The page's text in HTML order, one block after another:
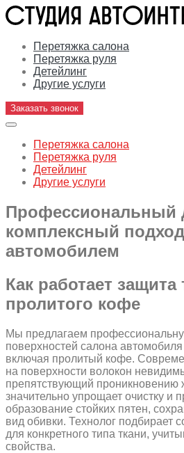
Перетяжка салона
Перетяжка руля
Детейлинг
Другие услуги
Заказать звонок
Перетяжка салона
Перетяжка руля
Детейлинг
Другие услуги
Профессиональный
комплексный
автомобилем
Как работает защита
пролитого кофе
Мы предлагаем
поверхностей салона автомобиля
включая пролитый кофе.
на поверхности волокон
препятствующий проникновению
значительно упрощает очистку и
образование стойких пятен,
вид обивки. Технолог подбирает
для конкретного типа ткани,
свойства.